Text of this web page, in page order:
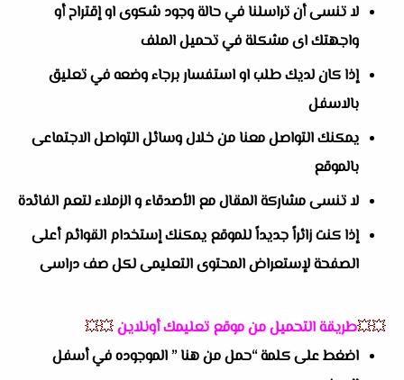
لا تنسى أن تراسلنا في حالة وجود شكوى او إقتراح أو
واجهتك اى مشكلة في تحميل الملف
إذا كان لديك طلب او استفسار برجاء وضعه في تعليق
بالاسفل
يمكنك التواصل معنا من خلال وسائل التواصل الاجتماعى
بالموقع
لا تنسى مشاركة المقال مع الأصدقاء و الزملاء لتعم الفائدة
إذا كنت زائراً جديداً للموقع يمكنك إستخدام القوائم أعلى
الصفحة لإستعراض المحتوى التعليمى لكل صف دراسى
💥💥طريقة التحميل من موقع تعليمك أونلاين💥💥
اضغط على كلمة “حمل من هنا ” الموجوده في أسفل